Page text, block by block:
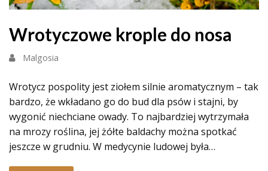
Wrotyczowe krople do nosa
Malgosia
Wrotycz pospolity jest ziołem silnie aromatycznym – tak
bardzo, że wkładano go do bud dla psów i stajni, by
wygonić niechciane owady. To najbardziej wytrzymała
na mrozy roślina, jej żółte baldachy można spotkać
jeszcze w grudniu. W medycynie ludowej była…